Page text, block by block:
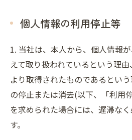
個人情報の利用停止等
1. 当社は、本人から、個人情報
えて取り扱われているという理
より取得されたものであるとい
の停止または消去(以下、「利用
を求められた場合には、遅滞な
す。